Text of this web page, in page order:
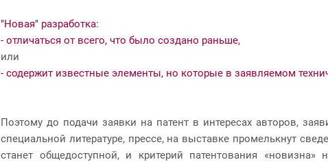
"Новая" разработка:
- отличаться от всего, что было создано раньше,
или
- содержит известные элементы, но которые в заявляемом
Поэтому до подачи заявки на патент в интересах авторов,
специальной литературе, прессе, на выставке промелькнут
станет общедоступной, и критерий патентования